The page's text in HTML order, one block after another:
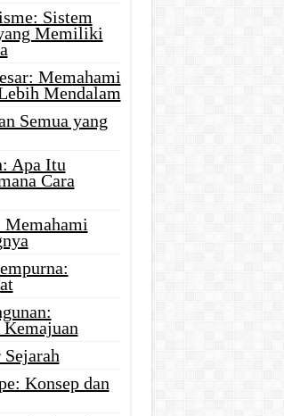
Sistem
Memiliki
Memahami
Mendalam
Semua yang
Apa Itu
Cara
Konsep dan